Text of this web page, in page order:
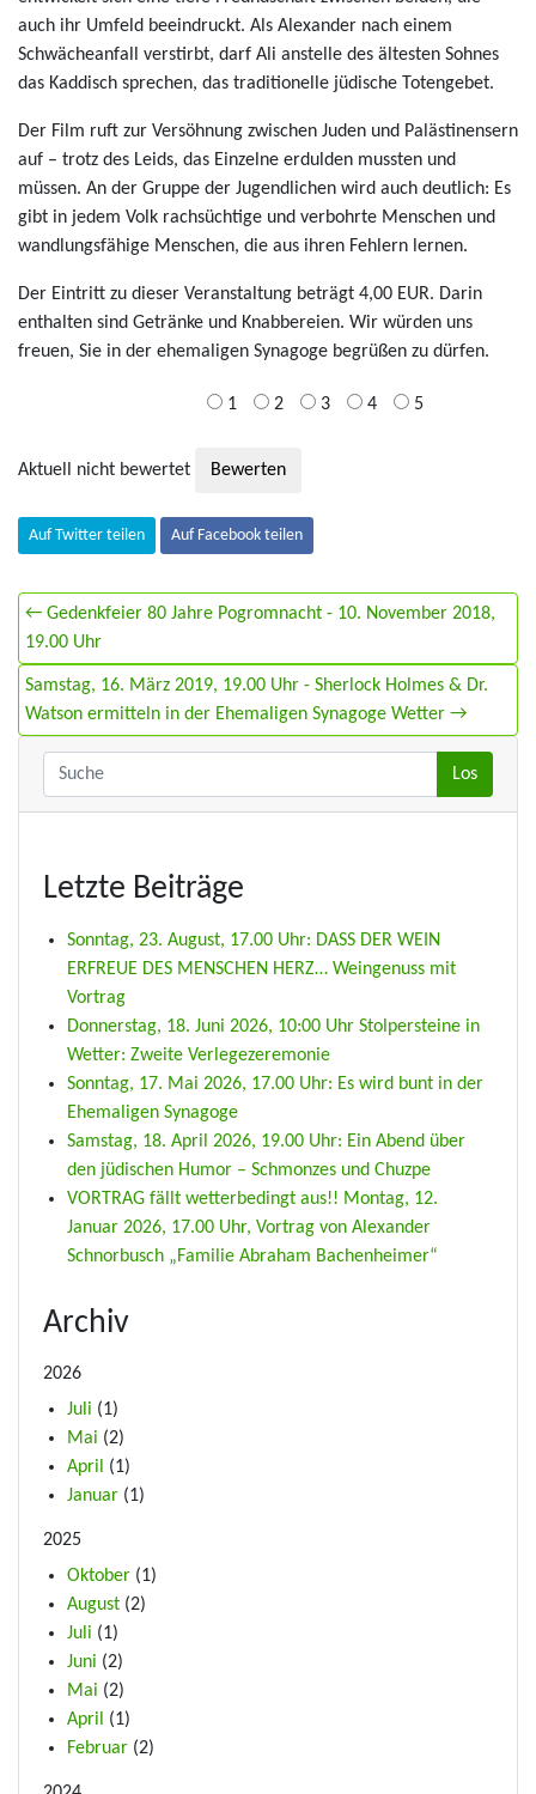
auch ihr Umfeld beeindruckt. Als Alexander nach einem
Schwächeanfall verstirbt, darf Ali anstelle des ältesten Sohnes
das Kaddisch sprechen, das traditionelle jüdische Totengebet.
Der Film ruft zur Versöhnung zwischen Juden und Palästinensern
auf – trotz des Leids, das Einzelne erdulden mussten und
müssen. An der Gruppe der Jugendlichen wird auch deutlich: Es
gibt in jedem Volk rachsüchtige und verbohrte Menschen und
wandlungsfähige Menschen, die aus ihren Fehlern lernen.
Der Eintritt zu dieser Veranstaltung beträgt 4,00 EUR. Darin
enthalten sind Getränke und Knabbereien. Wir würden uns
freuen, Sie in der ehemaligen Synagoge begrüßen zu dürfen.
Aktuell nicht bewertet
1 2 3 4 5
Auf Twitter teilen Auf Facebook teilen
← Gedenkfeier 80 Jahre Pogromnacht - 10. November 2018,
19.00 Uhr
Samstag, 16. März 2019, 19.00 Uhr - Sherlock Holmes & Dr.
Watson ermitteln in der Ehemaligen Synagoge Wetter →
Letzte Beiträge
Sonntag, 23. August, 17.00 Uhr: DASS DER WEIN
ERFREUE DES MENSCHEN HERZ… Weingenuss mit
Vortrag
Donnerstag, 18. Juni 2026, 10:00 Uhr Stolpersteine in
Wetter: Zweite Verlegezeremonie
Sonntag, 17. Mai 2026, 17.00 Uhr: Es wird bunt in der
Ehemaligen Synagoge
Samstag, 18. April 2026, 19.00 Uhr: Ein Abend über
den jüdischen Humor – Schmonzes und Chuzpe
VORTRAG fällt wetterbedingt aus!! Montag, 12.
Januar 2026, 17.00 Uhr, Vortrag von Alexander
Schnorbusch „Familie Abraham Bachenheimer“
Archiv
2026
Juli (1)
Mai (2)
April
(1)
Januar (1)
2025
Oktober (1)
August (2)
Juli (1)
Juni (2)
Mai (2)
April
(1)
Februar (2)